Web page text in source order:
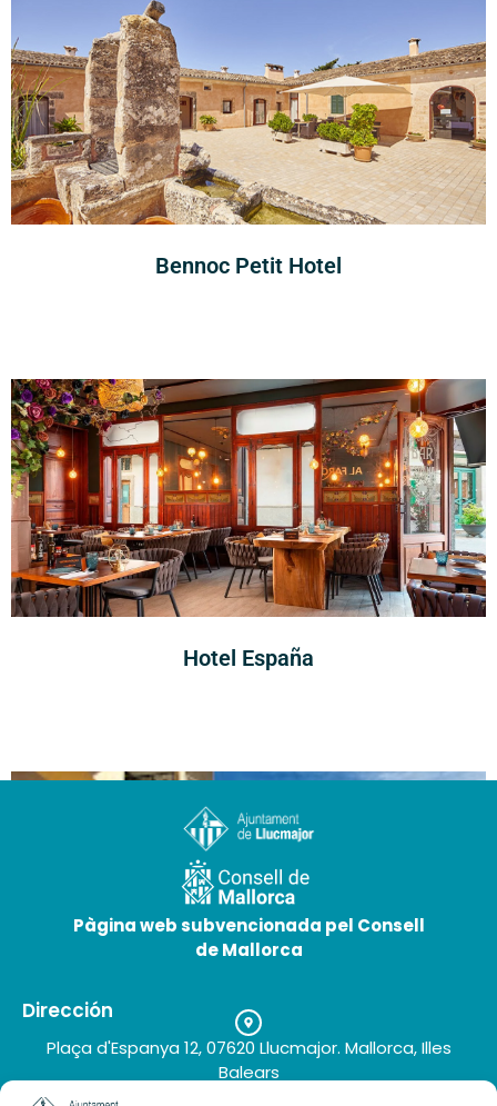
Bennoc Petit Hotel
Hotel España
Blue Sea Mediodía | 3★
Pàgina web subvencionada pel Consell
de Mallorca
Dirección
Plaça d'Espanya 12, 07620 Llucmajor. Mallorca, Illes
Balears
Teléfono